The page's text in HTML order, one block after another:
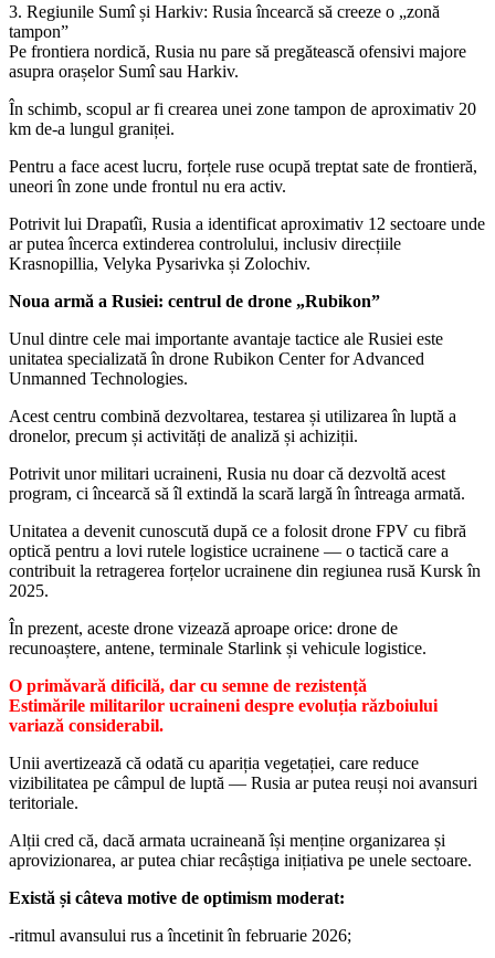
3. Regiunile Sumî și Harkiv: Rusia încearcă să creeze o „zonă
tampon”
Pe frontiera nordică, Rusia nu pare să pregătească ofensivi majore
asupra orașelor Sumî sau Harkiv.
În schimb, scopul ar fi crearea unei zone tampon de aproximativ 20
km de-a lungul graniței.
Pentru a face acest lucru, forțele ruse ocupă treptat sate de frontieră,
uneori în zone unde frontul nu era activ.
Potrivit lui Drapatîi, Rusia a identificat aproximativ 12 sectoare unde
ar putea încerca extinderea controlului, inclusiv direcțiile
Krasnopillia, Velyka Pysarivka și Zolochiv.
Noua armă a Rusiei: centrul de drone „Rubikon”
Unul dintre cele mai importante avantaje tactice ale Rusiei este
unitatea specializată în drone Rubikon Center for Advanced
Unmanned Technologies.
Acest centru combină dezvoltarea, testarea și utilizarea în luptă a
dronelor, precum și activități de analiză și achiziții.
Potrivit unor militari ucraineni, Rusia nu doar că dezvoltă acest
program, ci încearcă să îl extindă la scară largă în întreaga armată.
Unitatea a devenit cunoscută după ce a folosit drone FPV cu fibră
optică pentru a lovi rutele logistice ucrainene — o tactică care a
contribuit la retragerea forțelor ucrainene din regiunea rusă Kursk în
2025.
În prezent, aceste drone vizează aproape orice: drone de
recunoaștere, antene, terminale Starlink și vehicule logistice.
O primăvară dificilă, dar cu semne de rezistență
Estimările militarilor ucraineni despre evoluția războiului
variază considerabil.
Unii avertizează că odată cu apariția vegetației, care reduce
vizibilitatea pe câmpul de luptă — Rusia ar putea reuși noi avansuri
teritoriale.
Alții cred că, dacă armata ucraineană își menține organizarea și
aprovizionarea, ar putea chiar recâștiga inițiativa pe unele sectoare.
Există și câteva motive de optimism moderat:
-ritmul avansului rus a încetinit în februarie 2026;